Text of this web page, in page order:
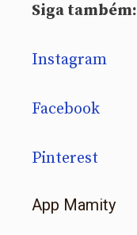
Siga também:
Instagram
Facebook
Pinterest
App Mamity